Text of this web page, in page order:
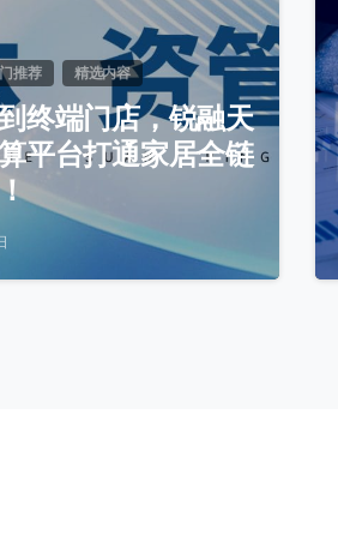
推荐 精选内容
终端门店，锐融天
平台打通家居全链